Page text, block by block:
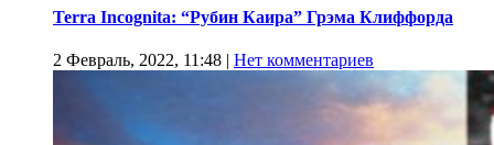
Terra Incognita: “Рубин Каира” Грэма Клиффорда
2 Февраль, 2022, 11:48 | Нет комментариев